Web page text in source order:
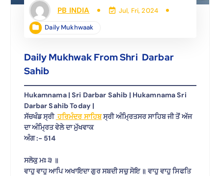
PB INDIA Jul, Fri, 2024
Daily Mukhwaak
Daily Mukhwak From Shri Darbar
Sahib
Hukamnama | Sri Darbar Sahib | Hukamnama Sri
Darbar Sahib Today |
ਸੱਚਖੰਡ ਸ੍ਰੀ ਹਰਿਮੰਦਰ ਸਾਹਿਬਸ੍ਰੀ ਅੰਮ੍ਰਿਤਸਰ ਸਾਹਿਬ ਜੀ ਤੋਂ ਅੱਜ
ਦਾ ਅੰਮ੍ਰਿਤ ਵੇਲੇ ਦਾ ਮੁੱਖਵਾਕ
ਅੰਗ :- 514
ਸਲੋਕੁ ਮਃ ੩ ॥
ਵਾਹੁ ਵਾਹੁ ਆਪਿ ਅਖਾਇਦਾ ਗੁਰ ਸਬਦੀ ਸਚੁ ਸੋਇ ॥ ਵਾਹੁ ਵਾਹੁ ਸਿਫਤਿ